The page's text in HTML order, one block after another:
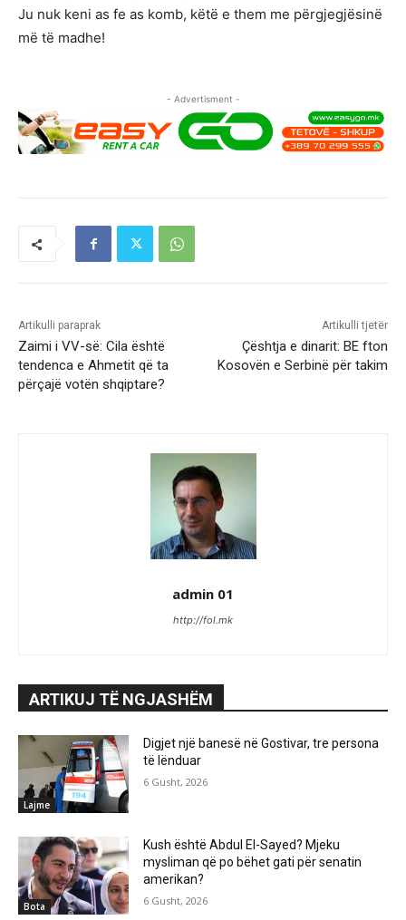
Ju nuk keni as fe as komb, këtë e them me përgjegjësinë
më të madhe!
- Advertisment -
Artikulli paraprak
Zaimi i VV-së: Cila është
tendenca e Ahmetit që ta
përçajë votën shqiptare?
Artikulli tjetër
Çështja e dinarit: BE fton
Kosovën e Serbinë për takim
admin 01
http://fol.mk
ARTIKUJ TË NGJASHËM
Lajme
Digjet një banesë në Gostivar, tre persona
të lënduar
6 Gusht, 2026
Bota
Kush është Abdul El-Sayed? Mjeku
mysliman që po bëhet gati për senatin
amerikan?
6 Gusht, 2026